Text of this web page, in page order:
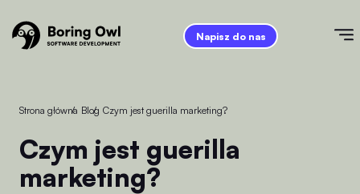
Napisz do nas
Strona główna
/ Blog
/ Czym jest guerilla marketing?
Czym jest guerilla
marketing?